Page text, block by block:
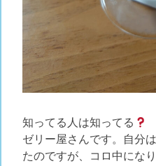
知ってる人は知ってる
ゼリー屋さんです。自分
たのですが、コロ中にな